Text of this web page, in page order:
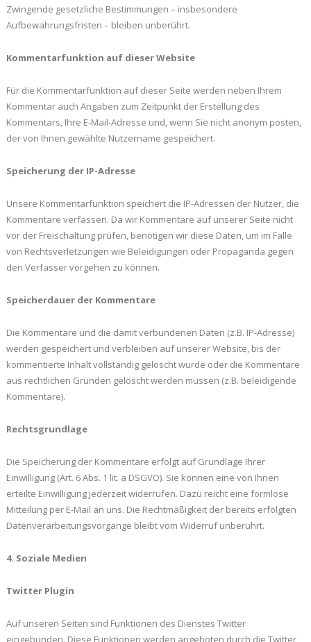
Zwingende gesetzliche Bestimmungen – insbesondere
Aufbewahrungsfristen – bleiben unberührt.
Kommentarfunktion auf dieser Website
Für die Kommentarfunktion auf dieser Seite werden neben Ihrem
Kommentar auch Angaben zum Zeitpunkt der Erstellung des
Kommentars, Ihre E-Mail-Adresse und, wenn Sie nicht anonym posten,
der von Ihnen gewählte Nutzername gespeichert.
Speicherung der IP-Adresse
Unsere Kommentarfunktion speichert die IP-Adressen der Nutzer, die
Kommentare verfassen. Da wir Kommentare auf unserer Seite nicht
vor der Freischaltung prüfen, benötigen wir diese Daten, um im Falle
von Rechtsverletzungen wie Beleidigungen oder Propaganda gegen
den Verfasser vorgehen zu können.
Speicherdauer der Kommentare
Die Kommentare und die damit verbundenen Daten (z.B. IP-Adresse)
werden gespeichert und verbleiben auf unserer Website, bis der
kommentierte Inhalt vollständig gelöscht wurde oder die Kommentare
aus rechtlichen Gründen gelöscht werden müssen (z.B. beleidigende
Kommentare).
Rechtsgrundlage
Die Speicherung der Kommentare erfolgt auf Grundlage Ihrer
Einwilligung (Art. 6 Abs. 1 lit. a DSGVO). Sie können eine von Ihnen
erteilte Einwilligung jederzeit widerrufen. Dazu reicht eine formlose
Mitteilung per E-Mail an uns. Die Rechtmäßigkeit der bereits erfolgten
Datenverarbeitungsvorgänge bleibt vom Widerruf unberührt.
4. Soziale Medien
Twitter Plugin
Auf unseren Seiten sind Funktionen des Dienstes Twitter
eingebunden. Diese Funktionen werden angeboten durch die Twitter